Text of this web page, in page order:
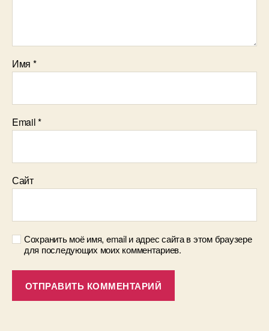
Имя *
Email*
Сайт
Сохранить моё имя, email и адрес сайта в этом браузере
для последующих моих комментариев.